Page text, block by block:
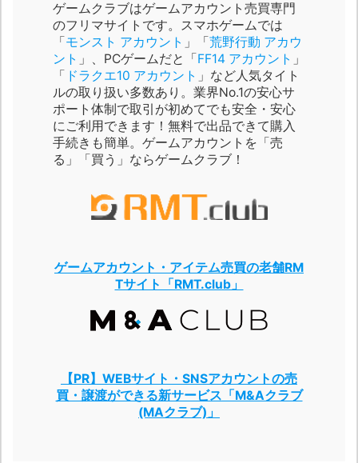
ゲームクラブはゲームアカウント売買専門
のフリマサイトです。スマホゲームでは
「モンスト アカウント 」「荒野行動 アカウ
ント 」、PCゲームだと「FF14 アカウント 」
「 ドラクエ10 アカウント 」など人気タイト
ルの取り扱い多数あり。業界No.1の安心サ
ポート体制で取引が初めてでも安全・安心
にご利用できます！無料で出品できて購入
手続きも簡単。ゲームアカウントを「売
る」「買う」ならゲームクラブ！
ゲームアカウント・アイテム売買の老舗RM
Tサイト「RMT.club」
【PR】WEBサイト・SNSアカウントの売
買・譲渡ができる新サービス「M&Aクラブ
(MAクラブ)」